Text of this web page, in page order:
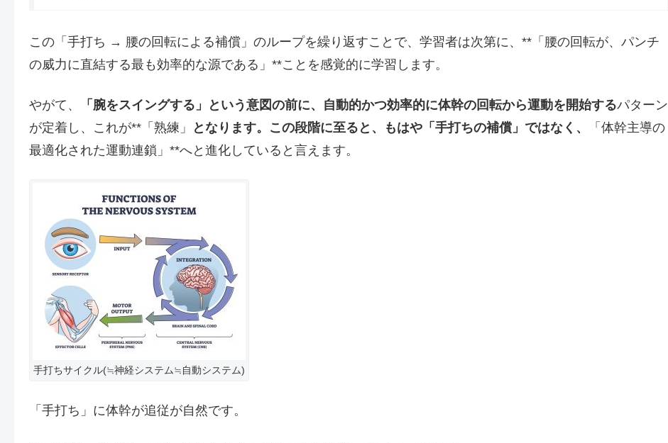
この「手打ち → 腰の回転による補償」のループを繰り返すことで、学習者は次第に、**「腰の回転が、パンチ
の威力に直結する最も効率的な源である」**ことを感覚的に学習します。
やがて、 「腕をスイングする」という意図の前に、自動的かつ効率的に体幹の回転から運動を開始するパターン
が定着し、これが**「熟練」
となります。この段階に至ると、もはや「手打ちの補償」ではなく、
「体幹主導の
最適化された運動連鎖」**へと進化していると言えます。
手打ちサイクル(≒神経システム≒自動システム)
「手打ち」に体幹が追従が自然です。